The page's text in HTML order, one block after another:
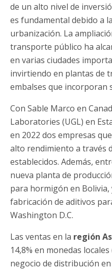
de un alto nivel de
es fundamental debido a
urbanización. La
transporte público ha
en varias ciudades
invirtiendo en plantas de
embalses que incorporan
Con Sable Marco en
Laboratories (UGL) en
en 2022 dos empresas
alto rendimiento a través
establecidos. Además,
nueva planta de
para hormigón en Bolivia,
fabricación de aditivos
Washington D.C.
Las ventas en la región
14,8% en monedas
negocio de distribución